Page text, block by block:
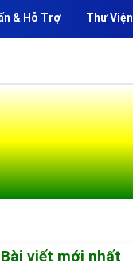
& Hỗ Trợ Thư Viện
Bài viết mới nhất